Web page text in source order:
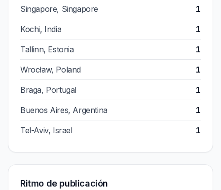
Singapore, Singapore 1
Kochi, India 1
Tallinn, Estonia 1
Wrocław, Poland 1
Braga, Portugal 1
Buenos Aires, Argentina 1
Tel-Aviv, Israel 1
Ritmo de publicación